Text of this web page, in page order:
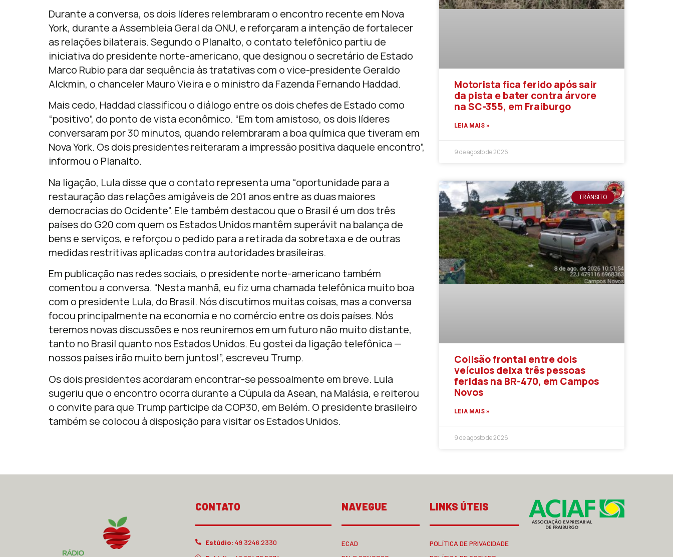
Durante a conversa, os dois líderes relembraram o encontro recente em Nova
York, durante a Assembleia Geral da ONU, e reforçaram a intenção de fortalecer
as relações bilaterais. Segundo o Planalto, o contato telefônico partiu de
iniciativa do presidente norte-americano, que designou o secretário de Estado
Marco Rubio para dar sequência às tratativas com o vice-presidente Geraldo
Alckmin, o chanceler Mauro Vieira e o ministro da Fazenda Fernando Haddad.
Mais cedo, Haddad classificou o diálogo entre os dois chefes de Estado como
“positivo”, do ponto de vista econômico. “Em tom amistoso, os dois líderes
conversaram por 30 minutos, quando relembraram a boa química que tiveram em
Nova York. Os dois presidentes reiteraram a impressão positiva daquele encontro”,
informou o Planalto.
Na ligação, Lula disse que o contato representa uma “oportunidade para a
restauração das relações amigáveis de 201 anos entre as duas maiores
democracias do Ocidente”. Ele também destacou que o Brasil é um dos três
países do G20 com quem os Estados Unidos mantêm superávit na balança de
bens e serviços, e reforçou o pedido para a retirada da sobretaxa e de outras
medidas restritivas aplicadas contra autoridades brasileiras.
Em publicação nas redes sociais, o presidente norte-americano também
comentou a conversa. “Nesta manhã, eu fiz uma chamada telefônica muito boa
com o presidente Lula, do Brasil. Nós discutimos muitas coisas, mas a conversa
focou principalmente na economia e no comércio entre os dois países. Nós
teremos novas discussões e nos reuniremos em um futuro não muito distante,
tanto no Brasil quanto nos Estados Unidos. Eu gostei da ligação telefônica —
nossos países irão muito bem juntos!”, escreveu Trump.
Os dois presidentes acordaram encontrar-se pessoalmente em breve. Lula
sugeriu que o encontro ocorra durante a Cúpula da Asean, na Malásia, e reiterou
o convite para que Trump participe da COP30, em Belém. O presidente brasileiro
também se colocou à disposição para visitar os Estados Unidos.
Motorista fica ferido após sair
da pista e bater contra árvore
na SC-355, em Fraiburgo
LEIA MAIS »
9 de agosto de 2026
TRÂNSITO
Colisão frontal entre dois
veículos deixa três pessoas
feridas na BR-470, em Campos
Novos
LEIA MAIS »
9 de agosto de 2026
CONTATO
Estúdio: 49 3246.2330
NAVEGUE
ECAD
LINKS ÚTEIS
POLÍTICA DE PRIVACIDADE